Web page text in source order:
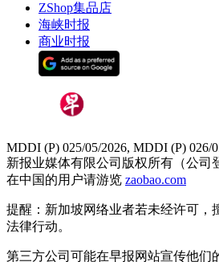
ZShop集品店
海峡时报
商业时报
MDDI (P) 025/05/2026, MDDI (P) 026/
新报业媒体有限公司版权所有（公司
在中国的用户请游览 zaobao.com
提醒：新加坡网络业者若未经许可，
法律行动。
第三方公司可能在早报网站宣传他们